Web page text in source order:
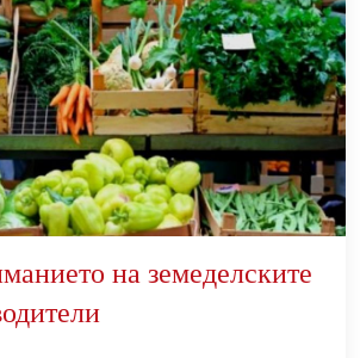
на земеделските